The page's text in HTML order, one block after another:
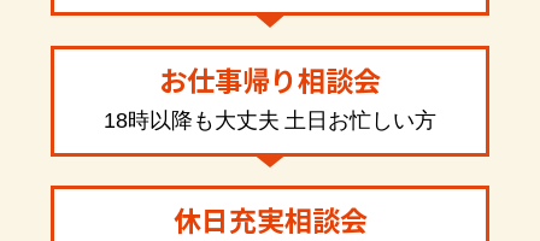
お仕事帰り相談会
18時以降も大丈夫 土日お忙しい方
休日充実相談会